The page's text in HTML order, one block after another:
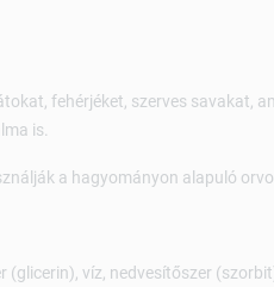
fehérjéket, szerves savakat,
is.
a hagyományon alapuló
(glicerin), víz, nedvesítőszer